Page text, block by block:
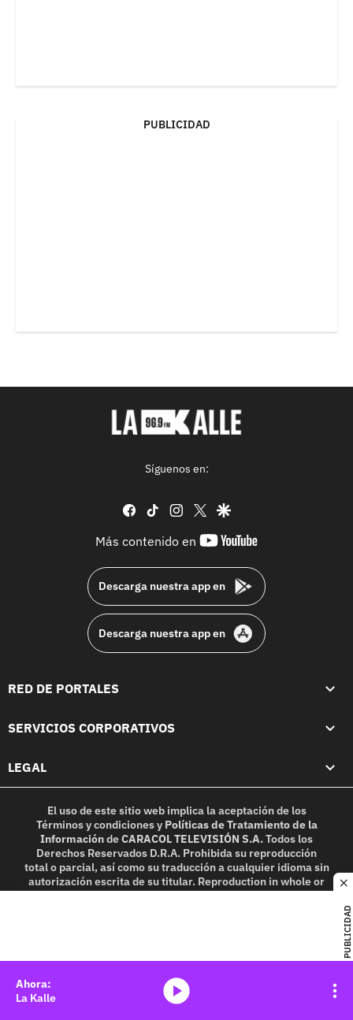
PUBLICIDAD
PUBLICIDAD
Síguenos en:
facebook
tiktok instagram
twittergoogle
Más contenido en
youtube-
Descarga nuestra app en
Descarga nuestra app en
RED DE PORTALES
SERVICIOS CORPORATIVOS
LEGAL
El uso de este sitio web implica la aceptación de los
Términos y condicionesy Políticas de Tratamiento de la
InformacióndeCARACOL TELEVISIÓN S.A.Todos los
Derechos Reservados D.R.A. Prohibida su reproducción
total o parcial, así como su traducción a cualquier idioma sin
autorización escrita de su titular. Reproduction in whole or
La Kalle